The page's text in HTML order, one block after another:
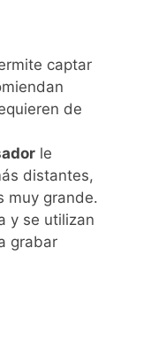
captar
de
le
distantes,
muy grande.
y se utilizan
grabar